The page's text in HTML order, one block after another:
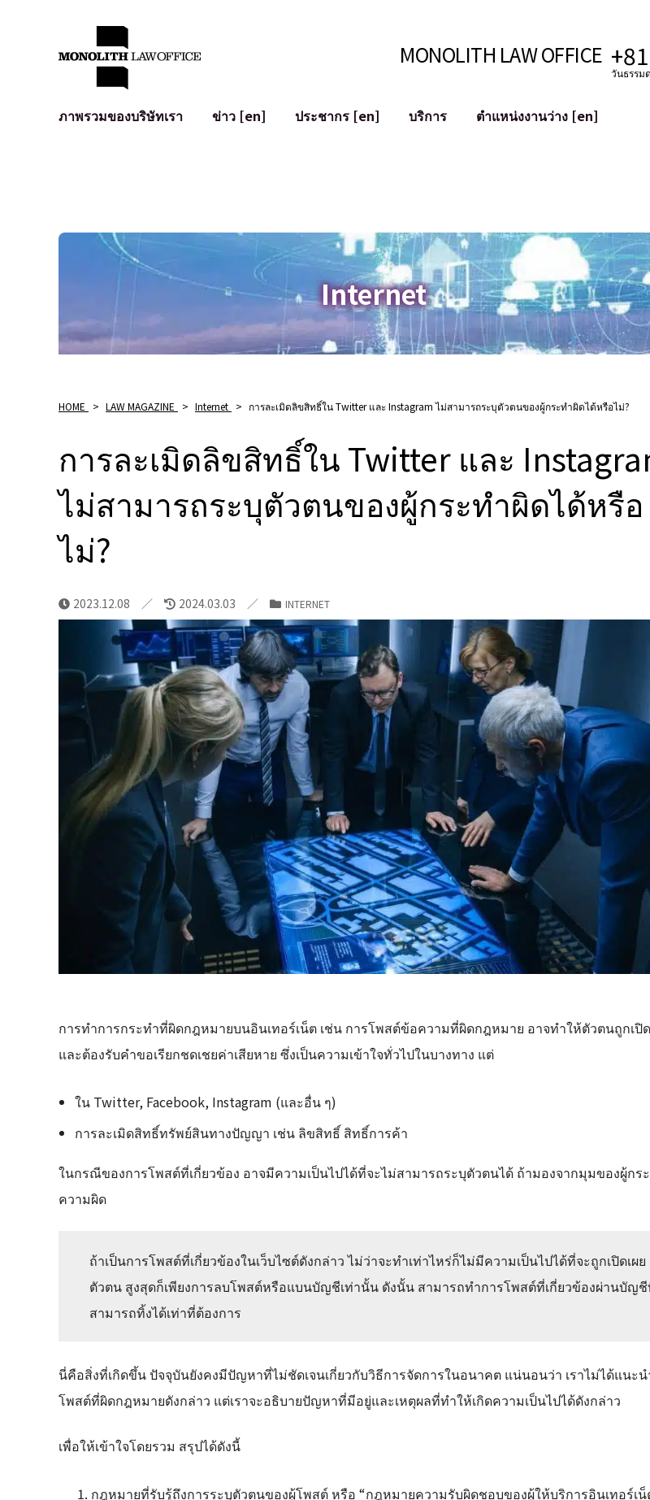
MONOLITH LAW OFFICE
วันธรรม
ภาพรวมของบริษัทเรา
ข่าว [en] ประชากร [en]
บริการ
การป้องกันข้อมูลส่วนบุคคล
การตรวจสอบโฆษณา
AI (ChatGPT ฯลฯ)
อาชญากรรมไซเบอร์
การบรรเทาความเสียหาย
การระบุตัวตนของคำกล่า
ตำแหน่งงานว่าง [en]
Internet
HOME > LAW MAGAZINE > Internet > การละเมิดลิขสิทธิ์ใน Twitter และ Instagram ไม่สามารถระบุตัวตนของผู้กระทำผิดได้หรือไม่?
การละเมิดลิขสิทธิ์ใน Twitter และ
ไม่สามารถระบุตัวตนของผู้กระทำผิดได้หรือ
ไม่?
2023.12.08 2024.03.03 INTERNET
การทำการกระทำที่ผิดกฎหมายบนอินเทอร์เน็ต เช่น การโพสต์ข้อความที่ผิดกฎหมาย อาจทำให้ตัวตนถูกเปิด
และต้องรับคำขอเรียกชดเชยค่าเสียหาย ซึ่งเป็นความเข้าใจทั่วไปในบางทาง แต่
ใน Twitter, Facebook, Instagram (และอื่น ๆ)
การละเมิดสิทธิ์ทรัพย์สินทางปัญญา เช่น ลิขสิทธิ์ สิทธิ์การค้า
ในกรณีของการโพสต์ที่เกี่ยวข้อง อาจมีความเป็นไปได้ที่จะไม่สามารถระบุตัวตนได้ ถ้ามองจากมุมของผู้กร
ความผิด
ถ้าเป็นการโพสต์ที่เกี่ยวข้องในเว็บไซต์ดังกล่าว ไม่ว่าจะทำเท่าไหร่ก็ไม่มีความเป็นไปได้ที่จะถูกเปิดเผย
ตัวตน สูงสุดก็เพียงการลบโพสต์หรือแบนบัญชีเท่านั้น ดังนั้น สามารถทำการโพสต์ที่เกี่ยวข้องผ่านบัญ
สามารถทิ้งได้เท่าที่ต้องการ
นี่คือสิ่งที่เกิดขึ้น ปัจจุบันยังคงมีปัญหาที่ไม่ชัดเจนเกี่ยวกับวิธีการจัดการในอนาคต แน่นอนว่า เราไม่ได้แนะน
โพสต์ที่ผิดกฎหมายดังกล่าว แต่เราจะอธิบายปัญหาที่มีอยู่และเหตุผลที่ทำให้เกิดความเป็นไปได้ดังกล่าว
เพื่อให้เข้าใจโดยรวม สรุปได้ดังนี้
กฎหมายที่รับรู้ถึงการระบุตัวตนของผู้โพสต์ หรือ “กฎหมายความรับผิดชอบของผู้ให้บริการอินเทอร์เน็